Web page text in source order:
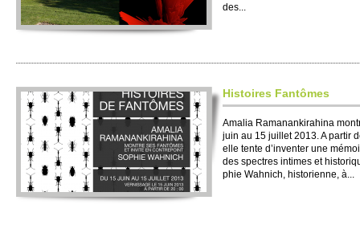
des...
Histo­ires Fantômes
Amalia Ramanankirahina
juin au 15 jui­llet 2013. A partir
elle tente d’inventer une
des spe­ctres intimes et
phie Wahnich, histo­ri­enne, à...